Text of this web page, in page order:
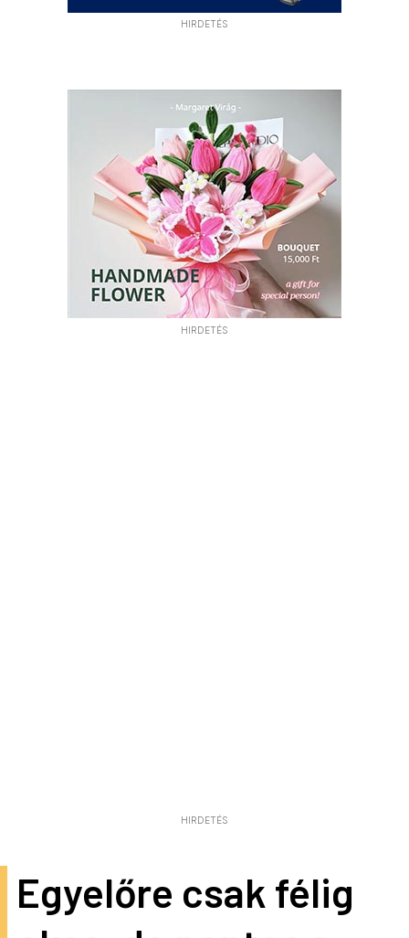
HIRDETÉS
HIRDETÉS
HIRDETÉS
Egyelőre csak félig